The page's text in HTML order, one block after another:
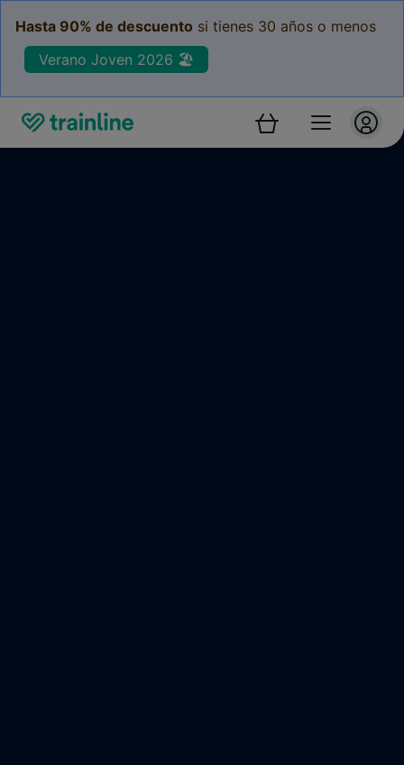
Hasta 90% de descuento si tienes 30 años o menos
Verano Joven 2026 🏖️